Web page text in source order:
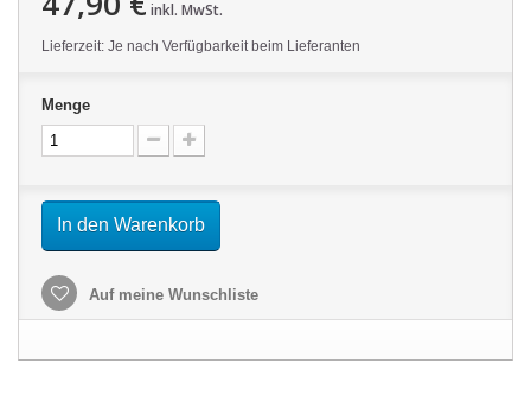
inkl. MwSt.
Lieferzeit: Je nach Verfügbarkeit beim Lieferanten
Menge
In den Warenkorb
Auf meine Wunschliste